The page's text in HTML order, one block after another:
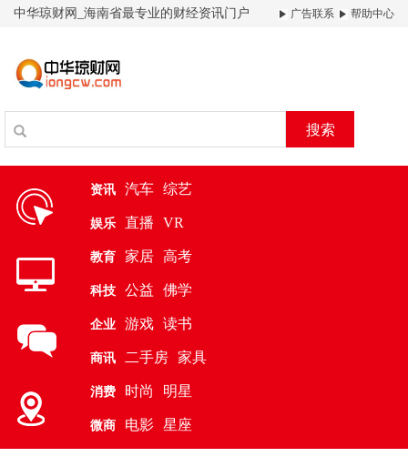
中华琼财网_海南省最专业的财经资讯门户 广告联系 帮助中心
搜索
资讯 汽车 综艺
娱乐 直播 VR
教育 家居 高考
科技 公益 佛学
企业 游戏 读书
商讯 二手房 家具
消费 时尚 明星
微商 电影 星座